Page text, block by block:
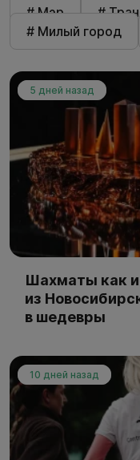
# Мэр #
# Милый город
5 дней назад
Шахматы как
из
в шедевры
10 дней назад